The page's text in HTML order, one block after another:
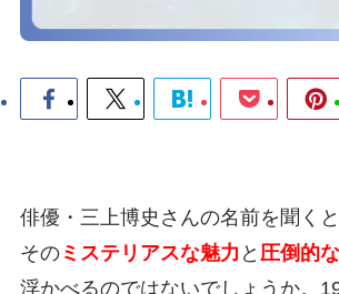
俳優・三上博史さんの名前を聞く
そのミステリアスな魅力 と 圧倒的
浮かべるのではないでしょうか。